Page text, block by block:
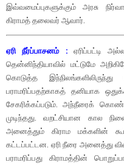
இவ்வமைப்புகளுக்கும் அரசு
கிராமத் தலைவர் ஆவார்.
ஏரி நீர்ப்பாசனம் :ஏரிப்பட்டி
தென்னிந்தியாவில் மட்டுமே
கொடுத்த
பராமரிப்பதற்காகத் தனியாக
சேகரிக்கப்படும். அந்நீரைக்
முடிந்தது. வறட்சியான கால
அனைத்தும் கிராம மக்களின்
கட்டப்பட்டன. ஏரி நீரை அனைத்து
பராமரிப்பது கிராமத்தின்